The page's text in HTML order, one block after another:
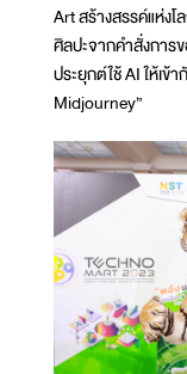
Art สร้างสรรค์แห่ง
ศิลปะจากคำสั่งการข
ประยุกต์ใช้ AI ให้เข้
Midjourney”